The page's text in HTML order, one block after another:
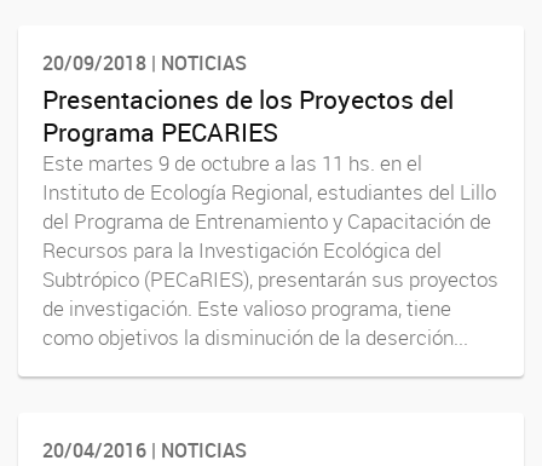
20/09/2018 | NOTICIAS
Presentaciones de los Proyectos del
Programa PECARIES
Este martes 9 de octubre a las 11 hs. en el
Instituto de Ecología Regional, estudiantes del Lillo
del Programa de Entrenamiento y Capacitación de
Recursos para la Investigación Ecológica del
Subtrópico (PECaRIES), presentarán sus proyectos
de investigación. Este valioso programa, tiene
como objetivos la disminución de la deserción...
20/04/2016 | NOTICIAS